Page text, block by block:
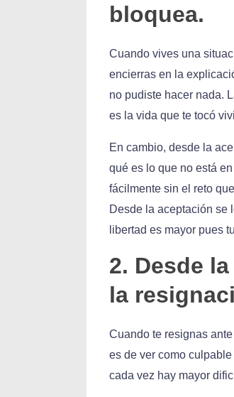
bloquea.
Cuando vives una
encierras en la
no pudiste hacer nada.
es la vida que te tocó
En cambio, desde la
qué es lo que no está
fácilmente sin el reto
Desde la aceptación se
libertad es mayor pues
2. Desde
la
Cuando te resignas
es de ver como
cada vez hay mayor